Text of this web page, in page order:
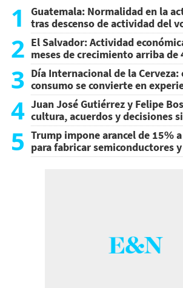
1
Guatemala: Normalidad en la
tras descenso de actividad del
2 El Salvador: Actividad
meses de crecimiento arriba de
3 Día Internacional de la Cerveza:
consumo se convierte en
4 Juan José Gutiérrez y Felipe
cultura, acuerdos y decisiones
5 Trump impone arancel de 15%
para fabricar semiconductores